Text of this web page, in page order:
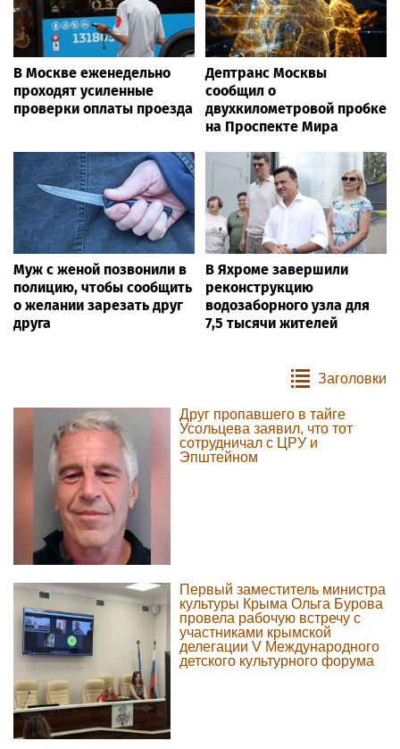
В Москве еженедельно
проходят усиленные
проверки оплаты проезда
Дептранс Москвы
сообщил о
двухкилометровой пробке
на Проспекте Мира
Муж с женой позвонили в
полицию, чтобы сообщить
о желании зарезать друг
друга
В Яхроме завершили
реконструкцию
водозаборного узла для
7,5 тысячи жителей
Заголовки
Друг пропавшего в тайге
Усольцева заявил, что тот
сотрудничал с ЦРУ и
Эпштейном
Первый заместитель министра
культуры Крыма Ольга Бурова
провела рабочую встречу с
участниками крымской
делегации V Международного
детского культурного форума